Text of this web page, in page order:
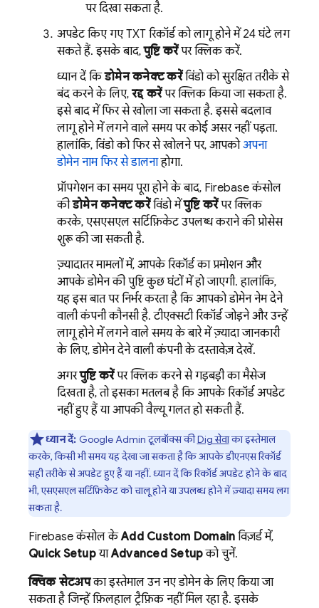
पर दिखा सकता है.
अपडेट किए गए TXT रिकॉर्ड को लागू होने में 24 घंटे लग
सकते हैं. इसके बाद,पुष्टि करेंपर क्लिक करें.
ध्यान दें किडोमेन कनेक्ट करेंविंडो को सुरक्षित तरीके से
बंद करने के लिए, रद्द करेंपर क्लिक किया जा सकता है.
इसे बाद में फिर से खोला जा सकता है. इससे बदलाव
लागू होने में लगने वाले समय पर कोई असर नहीं पड़ता.
हालांकि, विंडो को फिर से खोलने पर, आपकोअपना
डोमेन नाम फिर से डालनाहोगा.
प्रॉपगेशन का समय पूरा होने के बाद, Firebaseकंसोल
कीडोमेन कनेक्ट करेंविंडो मेंपुष्टि करेंपर क्लिक
करके, एसएसएल सर्टिफ़िकेट उपलब्ध कराने की प्रोसेस
शुरू की जा सकती है.
ज़्यादातर मामलों में, आपके रिकॉर्ड का प्रमोशन और
आपके डोमेन की पुष्टि कुछ घंटों में हो जाएगी. हालांकि,
यह इस बात पर निर्भर करता है कि आपको डोमेन नेम देने
वाली कंपनी कौनसी है. टीएक्सटी रिकॉर्ड जोड़ने और उन्हें
लागू होने में लगने वाले समय के बारे में ज़्यादा जानकारी
के लिए, डोमेन देने वाली कंपनी के दस्तावेज़ देखें.
अगरपुष्टि करेंपर क्लिक करने से गड़बड़ी का मैसेज
दिखता है, तो इसका मतलब है कि आपके रिकॉर्ड अपडेट
नहीं हुए हैं या आपकी वैल्यू गलत हो सकती हैं.
ध्यान दें: Google Admin टूलबॉक्स कीDig सेवाका इस्तेमाल
करके, किसी भी समय यह देखा जा सकता है कि आपके डीएनएस रिकॉर्ड
सही तरीके से अपडेट हुए हैं या नहीं. ध्यान दें कि रिकॉर्ड अपडेट होने के बाद
भी, एसएसएल सर्टिफ़िकेट को चालू होने या उपलब्ध होने में ज़्यादा समय लग
सकता है.
Firebaseकंसोल केAdd Custom Domain विज़र्ड में,
Quick SetupयाAdvanced Setupको चुनें.
क्विक सेटअपका इस्तेमाल उन नए डोमेन के लिए किया जा
सकता है जिन्हें फ़िलहाल ट्रैफ़िक नहीं मिल रहा है. इसके